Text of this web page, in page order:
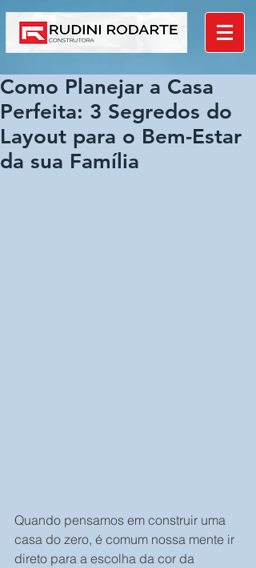
Como Planejar a Casa
Perfeita: 3 Segredos do
Layout para o Bem-Estar
da sua Família
Quando pensamos em construir uma
casa do zero, é comum nossa mente ir
direto para a escolha da cor da